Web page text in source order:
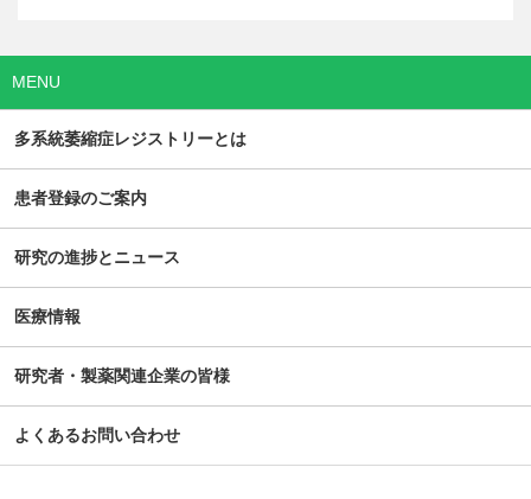
MENU
多系統萎縮症レジストリーとは
患者登録のご案内
研究の進捗とニュース
医療情報
研究者・製薬関連企業の皆様
よくあるお問い合わせ